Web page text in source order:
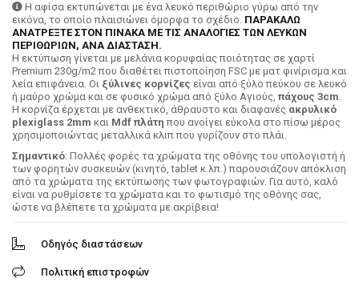
Η αφίσα εκτυπώνεται με ένα λευκό περιθώριο γύρω από την
εικόνα, το οποίο πλαισιώνει όμορφα το σχέδιο. ΠΑΡΑΚΑΛΩ
ΑΝΑΤΡΕΞΤΕ ΣΤΟΝ ΠΙΝΑΚΑ ΜΕ ΤΙΣ ΑΝΑΛΟΓΙΕΣ ΤΩΝ ΛΕΥΚΩΝ
ΠΕΡΙΘΩΡΙΩΝ, ΑΝΑ ΔΙΑΣΤΑΣΗ.
H εκτύπωση γίνεται με μελάνια κορυφαίας ποιότητας σε χαρτί
Premium 230g/m2 που διαθέτει πιστοποίηση FSC με ματ φινίρισμα και
λεία επιφάνεια. Οι ξύλινες κορνίζες είναι από ξύλο πεύκου σε λευκό
ή μαύρο χρώμα και σε φυσικό χρώμα από ξύλο Αγιούς, πάχους 3cm.
Η κορνίζα έρχεται με ανθεκτικό, άθραυστο και διαφανές ακρυλικό
plexiglass 2mm και Mdf πλάτη που ανοίγει εύκολα στο πίσω μέρος
χρησιμοποιώντας μεταλλικά κλιπ που γυρίζουν στο πλάι.
Σημαντικό: Πολλές φορές τα χρώματα της οθόνης του υπολογιστή ή
των φορητών συσκευών (κινητό, tablet κ.λπ.) παρουσιάζουν απόκλιση
από τα χρώματα της εκτύπωσης των φωτογραφιών. Για αυτό, καλό
είναι να ρυθμίσετε τα χρώματα και το φωτισμό της οθόνης σας,
ώστε να βλέπετε τα χρώματα με ακρίβεια!
Οδηγός διαστάσεων
Πολιτική επιστροφών